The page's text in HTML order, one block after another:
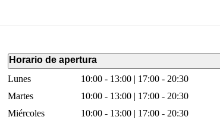
Horario de apertura
Lunes
10:00 - 13:00 | 17:00 - 20:30
Martes
10:00 - 13:00 | 17:00 - 20:30
Miércoles
10:00 - 13:00 | 17:00 - 20:30